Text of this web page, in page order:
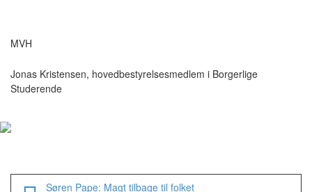
MVH
Jonas Kristensen, hovedbestyrelsesmedlem i Borgerlige
Studerende
Søren Pape: Magt tilbage til folket